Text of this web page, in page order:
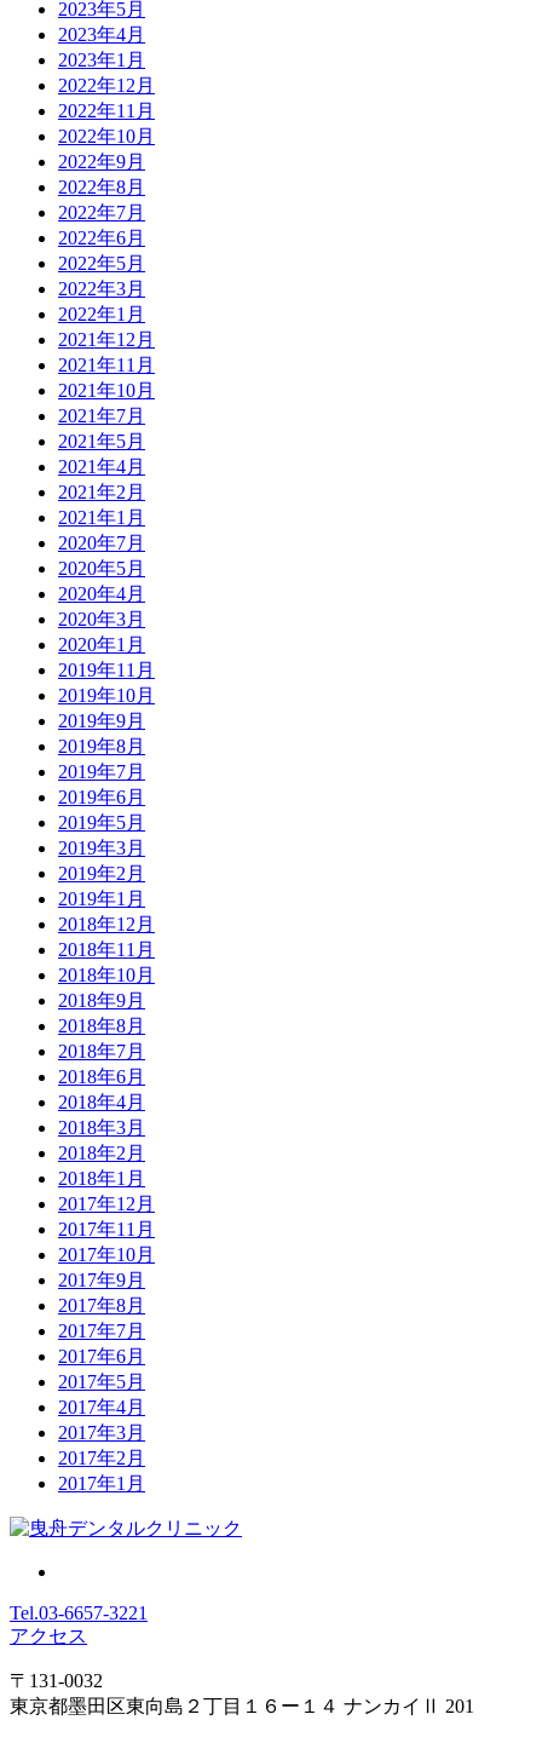
2023年5月
2023年4月
2023年1月
2022年12月
2022年11月
2022年10月
2022年9月
2022年8月
2022年7月
2022年6月
2022年5月
2022年3月
2022年1月
2021年12月
2021年11月
2021年10月
2021年7月
2021年5月
2021年4月
2021年2月
2021年1月
2020年7月
2020年5月
2020年4月
2020年3月
2020年1月
2019年11月
2019年10月
2019年9月
2019年8月
2019年7月
2019年6月
2019年5月
2019年3月
2019年2月
2019年1月
2018年12月
2018年11月
2018年10月
2018年9月
2018年8月
2018年7月
2018年6月
2018年4月
2018年3月
2018年2月
2018年1月
2017年12月
2017年11月
2017年10月
2017年9月
2017年8月
2017年7月
2017年6月
2017年5月
2017年4月
2017年3月
2017年2月
2017年1月
Tel.03-6657-3221
アクセス
〒131-0032
東京都墨田区東向島２丁目１６ー１４ ナンカイⅡ 201